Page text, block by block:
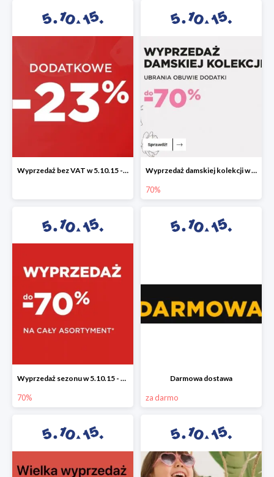
Wyprzedaż bez VAT w 5.10.15 - dodatkowe -23% rabatu Wyprzedaż damskiej kolekcji w 5.10.15 - ubrania, obuwie i dodatki do -70%
70%
Wyprzedaż sezonu w 5.10.15 - cały asortyment -70%
70%
Darmowa dostawa
za darmo